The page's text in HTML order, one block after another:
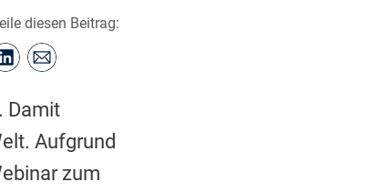
diesen Beitrag:
Damit
Aufgrund
zum